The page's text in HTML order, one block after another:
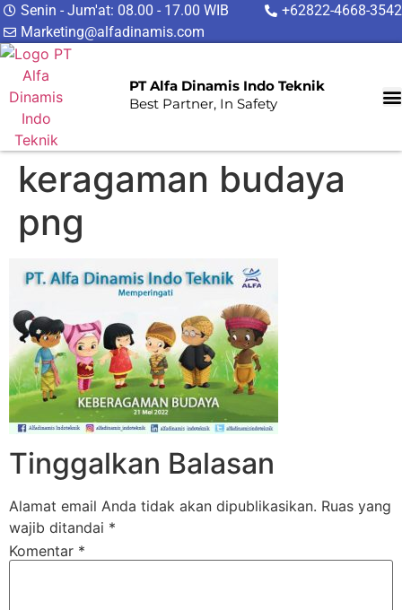
Senin - Jum'at: 08.00 - 17.00 WIB
+62822-4668-3542
Marketing@alfadinamis.com
PT Alfa Dinamis Indo Teknik
Best Partner, In Safety
keragaman budaya
png
Tinggalkan Balasan
Alamat email Anda tidak akan dipublikasikan. Ruas yang
wajib ditandai *
Komentar *